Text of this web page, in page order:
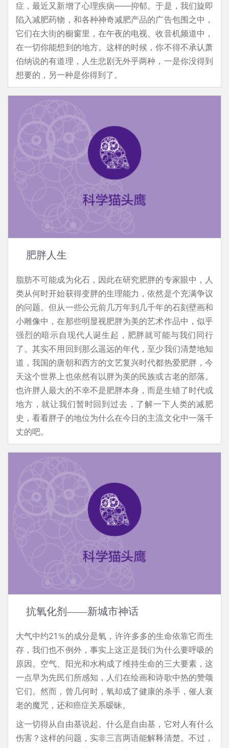
症，最近又新增了心理疾病——抑郁。于是，我们旋即
陷入减肥药物，和各种神奇减肥产品的广告包围之中，
它们在大街的橱窗里，在午夜的电视、收音机频道中，
在一切你能想到的地方。这样的时候，你不得不承认萧
伯纳说的有道理，人生悲剧无外乎两种，一是你没得到
想要的，另一种是你得到了。
肥胖人生
脂肪不可能成为化石，因此在研究肥胖的专家眼中，人
类从何时开始获得变胖的生理能力，依然是个充满争议
的问题。但从一些公元前几万年到几千年的石刻壁画和
小雕像中，在那些明显视肥胖为美的艺术作品中，似乎
强烈的暗示自现代人诞生起，肥胖就可能与我们同行
了。其实不用回到那么遥远的年代，至少我们清楚地知
道，我国的唐朝和西方的文艺复兴时代都热爱肥胖，今
天这个世界上也依然有以胖为美的民族或古老的部落。
也许胖人最大的不幸不是肥胖本身，而是生错了时代或
地方，就让我们暂时回到过去，了解一下人类的减肥
史，看看胖子的地位为什么在今日的主流文化中一落千
丈的吧。
抗氧化剂——新城市神话
大气中约21％的成分是氧，许许多多的生命依靠它而生
存，我们也不例外，事实上这正是我们为什么要呼吸的
原因。空气、阳光和水构成了维持生命的三大要素，这
一点早为先民们所感知，人们在绘画和诗歌中热的赞颂
它们。然而，曾几何时，氧却成了健康的杀手，催人衰
老的魔咒，还和癌症关系暧昧。
这一切得从自由基说起。什么是自由基，它对人有什么
伤害？这样的问题，实非三言两语能解释清楚。不过，